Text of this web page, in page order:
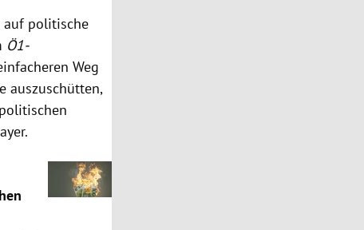
auf politische
Ö1-
Weg
auszuschütten,